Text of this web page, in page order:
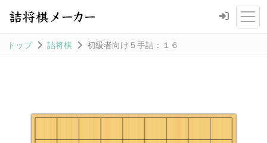
トップ 詰将棋 初級者向け５手詰：１６